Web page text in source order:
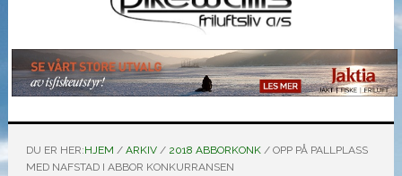
DU ER HER:HJEM / ARKIV / 2018 ABBORKONK /OPP PÅ PALLPLASS
MED NAFSTAD I ABBOR KONKURRANSEN